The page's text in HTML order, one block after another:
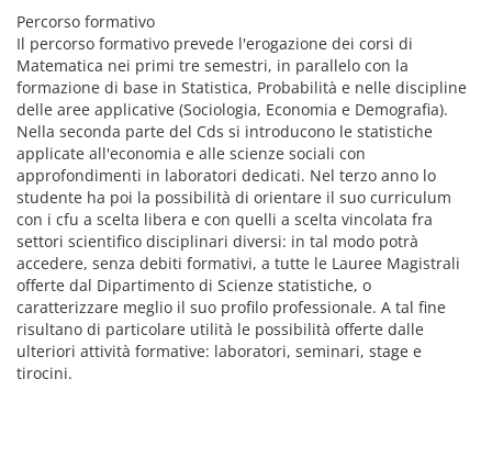
Percorso formativo
Il percorso formativo prevede l'erogazione dei corsi di
Matematica nei primi tre semestri, in parallelo con la
formazione di base in Statistica, Probabilità e nelle discipline
delle aree applicative (Sociologia, Economia e Demografia).
Nella seconda parte del Cds si introducono le statistiche
applicate all'economia e alle scienze sociali con
approfondimenti in laboratori dedicati. Nel terzo anno lo
studente ha poi la possibilità di orientare il suo curriculum
con i cfu a scelta libera e con quelli a scelta vincolata fra
settori scientifico disciplinari diversi: in tal modo potrà
accedere, senza debiti formativi, a tutte le Lauree Magistrali
offerte dal Dipartimento di Scienze statistiche, o
caratterizzare meglio il suo profilo professionale. A tal fine
risultano di particolare utilità le possibilità offerte dalle
ulteriori attività formative: laboratori, seminari, stage e
tirocini.